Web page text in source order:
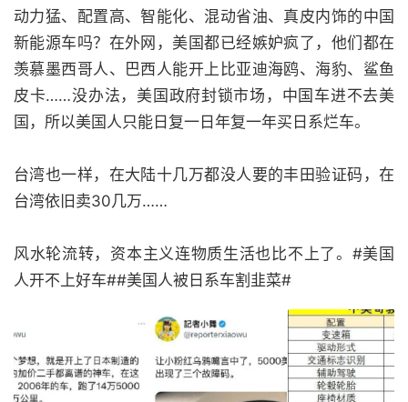
动力猛、配置高、智能化、混动省油、真皮内饰的中国
新能源车吗？在外网，美国都已经嫉妒疯了，他们都在
羡慕墨西哥人、巴西人能开上比亚迪海鸥、海豹、鲨鱼
皮卡……没办法，美国政府封锁市场，中国车进不去美
国，所以美国人只能日复一日年复一年买日系烂车。
台湾也一样，在大陆十几万都没人要的丰田验证码，在
台湾依旧卖30几万……
风水轮流转，资本主义连物质生活也比不上了。#美国
人开不上好车##美国人被日系车割韭菜#